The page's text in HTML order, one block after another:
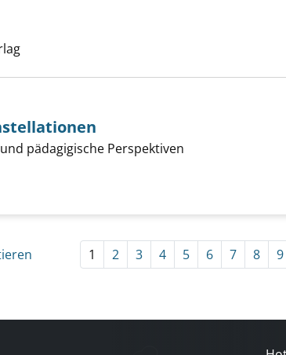
geht über den Sambesi anzeigen
Konstellationen anzeigen
pädagigische Perspektiven
1 2 3 4 5 6 7 8 9